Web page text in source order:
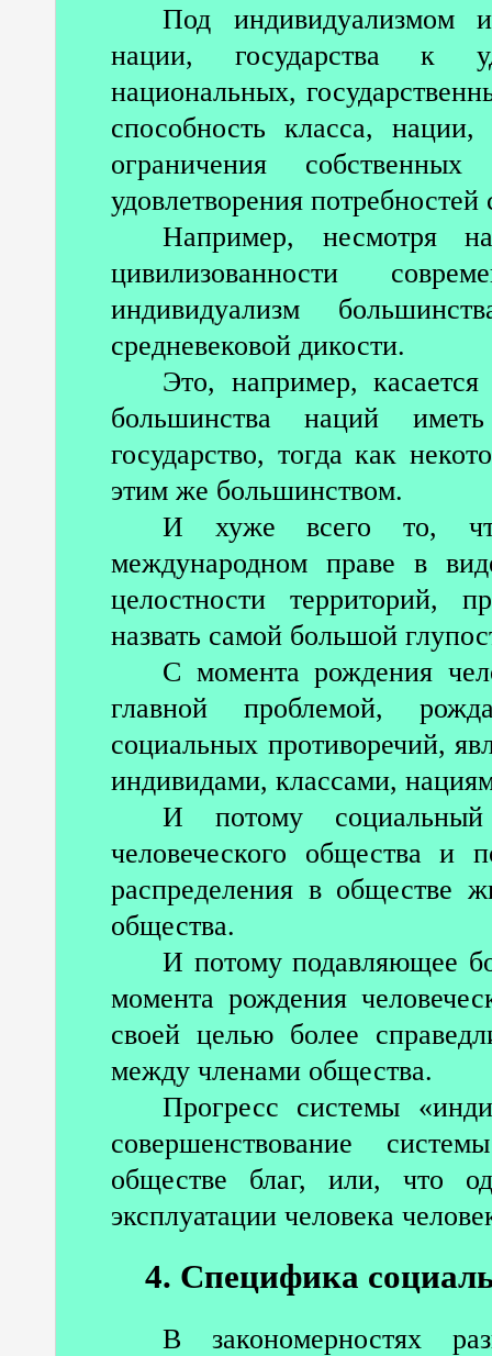
Под индивидуализмом
нации, государства к
национальных,
способность класса, нации,
ограничения
удовлетворения
Например, несмотря
цивилизованности
индивидуализм
средневековой дикости.
Это, например,
большинства наций
государство, тогда как
этим же большинством.
И хуже всего то,
международном праве в
целостности территорий,
назвать самой большой
С момента рождения
главной проблемой,
социальных противоречий,
индивидами, классами,
И потому
человеческого общества и
распределения в обществе
общества.
И потому подавляющее
момента рождения
своей целью более
между членами общества.
Прогресс системы
совершенствование
обществе благ, или, что
эксплуатации человека
4. Специфика
В закономерностях